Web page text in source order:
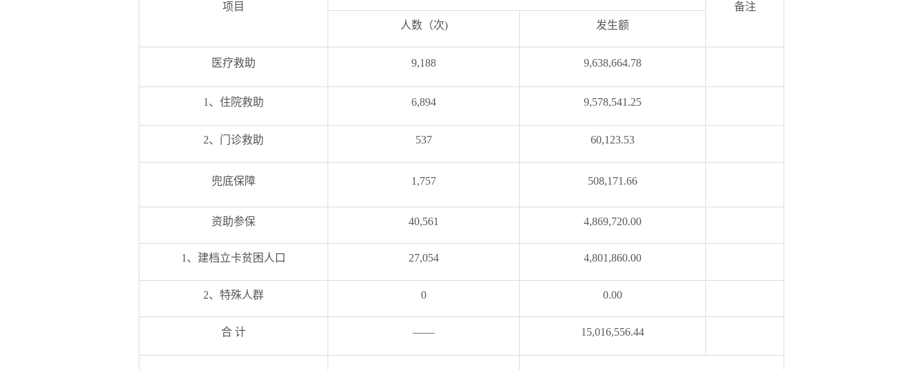
项目
备注
人数（次)
发生额
医疗救助 9,188 9,638,664.78
1、住院救助 6,894 9,578,541.25
2、门诊救助 537 60,123.53
兜底保障 1,757 508,171.66
资助参保 40,561 4,869,720.00
1、建档立卡贫困人口 27,054 4,801,860.00
2、特殊人群 0 0.00
合 计 —— 15,016,556.44